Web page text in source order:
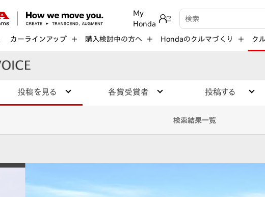
My
Honda
検索キーワード入力
カーラインアップ 購入検討中の方へ Hondaのクルマづくり ク
投稿を見る 各賞受賞者 投稿する
検索結果一覧